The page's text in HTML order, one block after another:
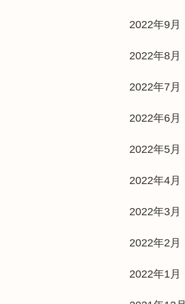
2022年9月
2022年8月
2022年7月
2022年6月
2022年5月
2022年4月
2022年3月
2022年2月
2022年1月